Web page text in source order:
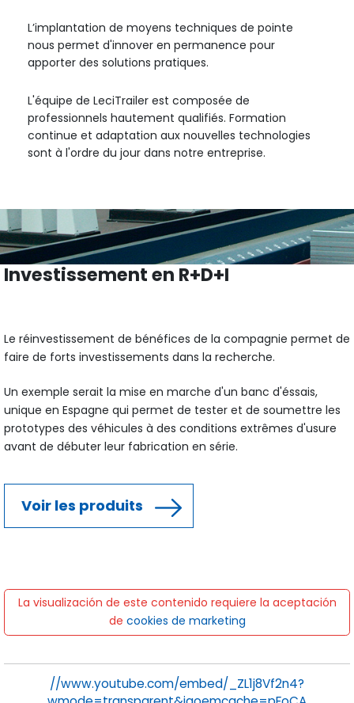
L’implantation de moyens techniques de pointe
nous permet d'innover en permanence pour
apporter des solutions pratiques.
L'équipe de LeciTrailer est composée de
professionnels hautement qualifiés. Formation
continue et adaptation aux nouvelles technologies
sont à l'ordre du jour dans notre entreprise.
Investissement en R+D+I
Le réinvestissement de bénéfices de la compagnie permet de
faire de forts investissements dans la recherche.
Un exemple serait la mise en marche d'un banc d'éssais,
unique en Espagne qui permet de tester et de soumettre les
prototypes des véhicules à des conditions extrêmes d'usure
avant de débuter leur fabrication en série.
Voir les produits
La visualización de este contenido requiere la aceptación
de cookies de marketing
//www.youtube.com/embed/_ZL1j8Vf2n4?